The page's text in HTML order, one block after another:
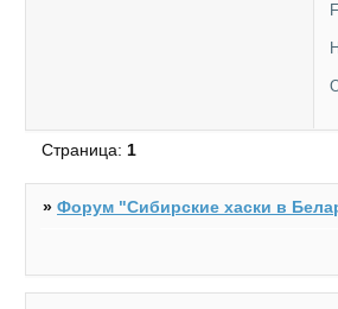
Страница: 1
»Форум "Cибирские хаски в